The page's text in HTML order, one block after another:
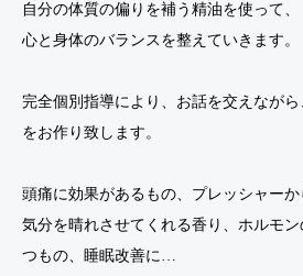
自分の体質の偏りを補う精油を使って、
心と身体のバランスを整えていきます。
完全個別指導により、お話を交えなが
をお作り致します。
頭痛に効果があるもの、プレッシャー
気分を晴れさせてくれる香り、ホルモ
つもの、睡眠改善に…